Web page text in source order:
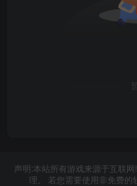
声明:本站所有游戏来源于互联
理。 若您需要使用非免费的